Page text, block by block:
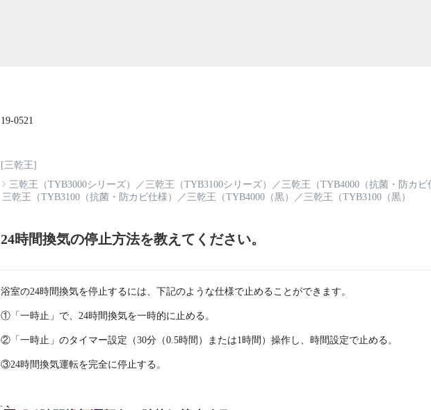
19-0521
[三乾王]
三乾王（TYB3000シリーズ）
／ 三乾王（TYB3100シリーズ） ／ 三乾王（TYB4000（抗菌・防カビ
三乾王（TYB3100（抗菌・防カビ仕様）
／ 三乾王（TYB4000（黒） ／ 三乾王（TYB3100（黒）
24時間換気の停止方法を教えてください。
浴室の24時間換気を停止するには、下記のような仕様で止めることができます。
①「一時止」で、24時間換気を一時的に止める。
②「一時止」のタイマー設定（30分（0.5時間）または1時間）操作し、時間設定で止める。
③24時間換気運転を完全に停止する。